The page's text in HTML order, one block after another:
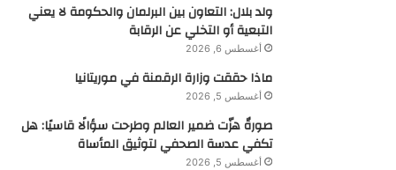
ولد بلال: التعاون بين البرلمان والحكومة لا يعني
التبعية أو التخلي عن الرقابة
أغسطس 6, 2026
ماذا حققت وزارة الرقمنة في موريتانيا
أغسطس 5, 2026
صورةٌ هزّت ضمير العالم وطرحت سؤالًا قاسيًا: هل
تكفي عدسة الصحفي لتوثيق المأساة
أغسطس 5, 2026